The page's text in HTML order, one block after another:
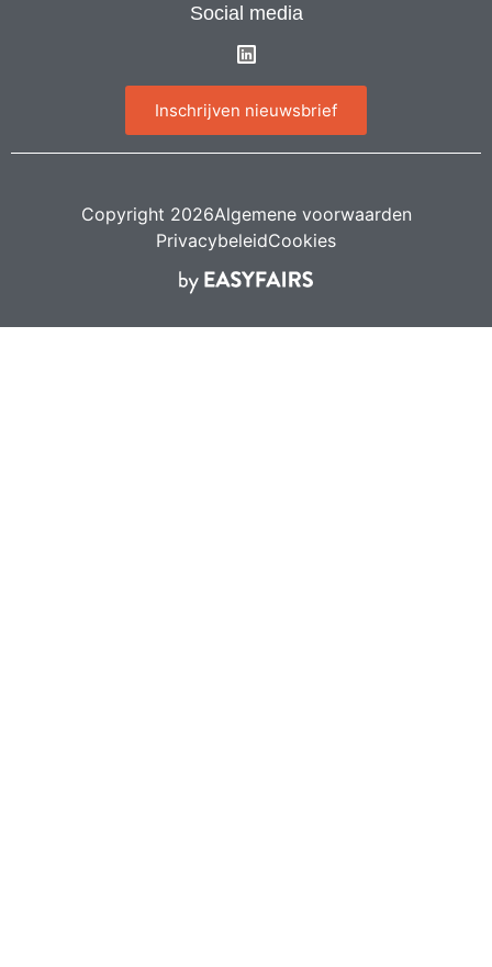
Social media
Inschrijven nieuwsbrief
Copyright 2026Algemene voorwaarden
PrivacybeleidCookies